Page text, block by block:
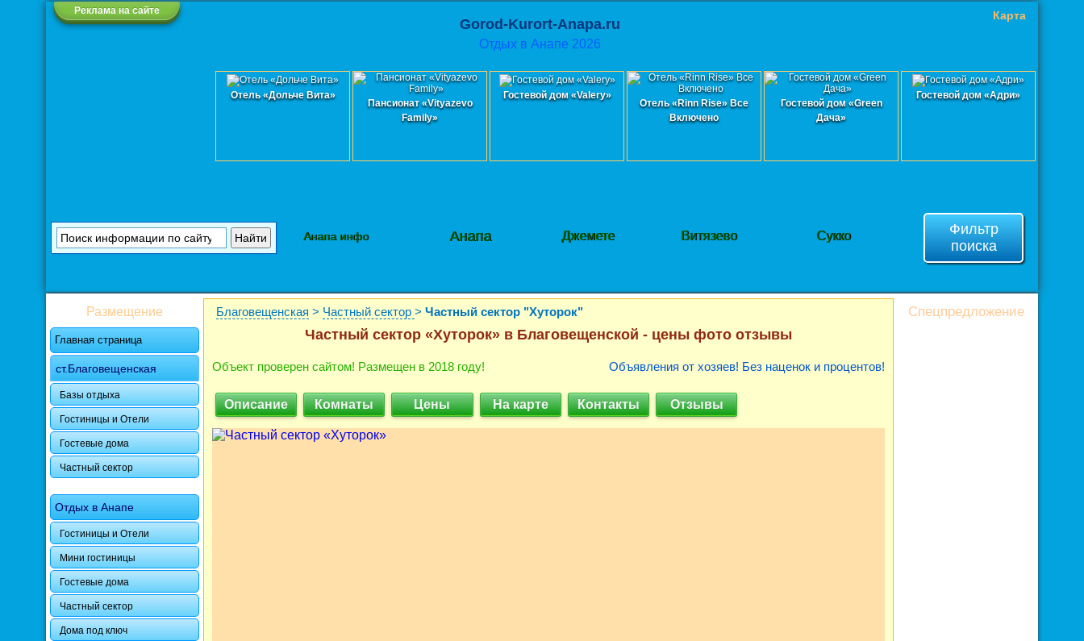
Реклама на сайте
Спецпредложение
Карта
Gorod-Kurort-Anapa.ru
Отдых в Анапе 2026
Отель «Дольче Вита»
Пансионат «Vityazevo
Family»
Гостевой дом «Valery»
Отель «Rinn Rise» Все
Включено
Гостевой дом «Green
Дача»
Гостевой дом «Адри»
Анапа инфо Анапа Джемете Витязево Сукко
Фильтр
поиска
Размещение
Главная страница
ст.Благовещенская
Базы отдыха
Гостиницы и Отели
Гостевые дома
Частный сектор
Отдых в Анапе
Гостиницы и Отели
Мини гостиницы
Гостевые дома
Частный сектор
Дома под ключ
Благовещенская > Частный сектор > Частный сектор "Хуторок"
Частный сектор «Хуторок» в Благовещенской - цены фото отзывы
Объект проверен сайтом! Размещен в 2018 году! Объявления от хозяев! Без наценок и процентов!
Описание Комнаты Цены На карте Контакты Отзывы